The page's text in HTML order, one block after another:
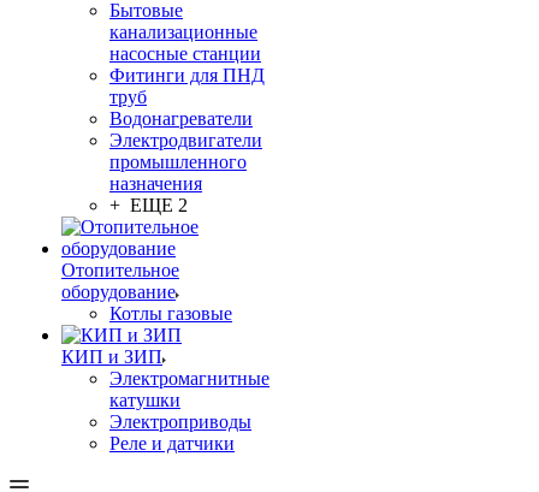
Бытовые
канализационные
насосные станции
Фитинги для ПНД
труб
Водонагреватели
Электродвигатели
промышленного
назначения
+ ЕЩЕ 2
Отопительное
оборудование
Котлы газовые
КИП и ЗИП
Электромагнитные
катушки
Электроприводы
Реле и датчики